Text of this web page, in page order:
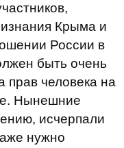
Крыма и
России в
быть очень
прав человека на
Нынешние
исчерпали
нужно